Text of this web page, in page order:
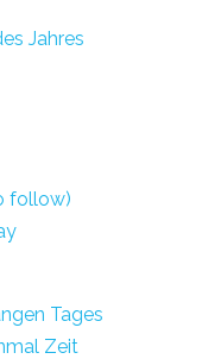
Jahres
follow)
Tages
Zeit